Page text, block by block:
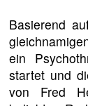
Basierend
ein
startet und
von Fred